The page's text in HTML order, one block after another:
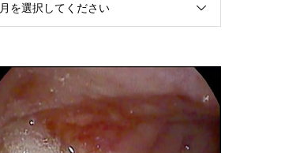
月を選択してください